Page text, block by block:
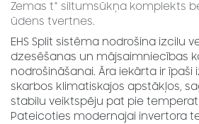
Zemas t° siltumsūkņa komplekts
ūdens tvertnes.
EHS Split sistēma nodrošina izcilu
dzesēšanas un mājsaimniecības
nodrošināšanai. Āra iekārta ir
skarbos klimatiskajos apstākļos,
stabilu veiktspēju pat pie
Pateicoties modernajai invertora